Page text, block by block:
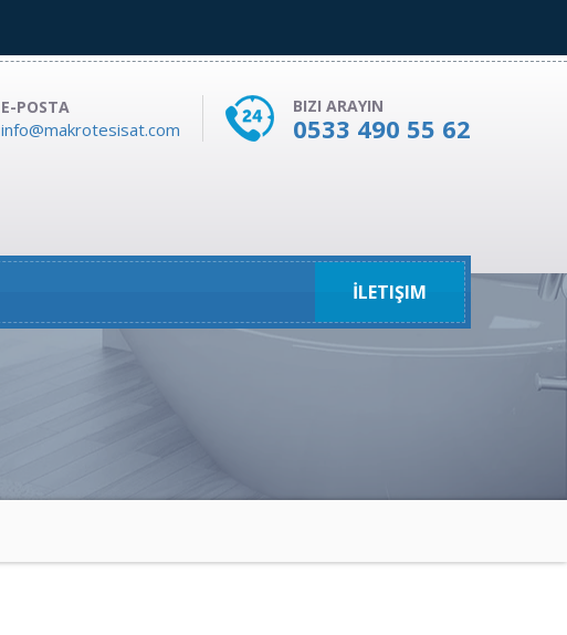
E-POSTA
info@makrotesisat.com
BIZI ARAYIN
0533 490 55 62
İLETIŞIM